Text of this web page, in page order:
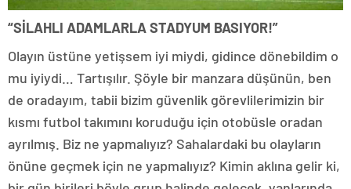
“SİLAHLI ADAMLARLA STADYUM BASIYOR!”
Olayın üstüne yetişsem iyi miydi, gidince dönebildim o
mu iyiydi… Tartışılır. Şöyle bir manzara düşünün, ben
de oradayım, tabii bizim güvenlik görevlilerimizin bir
kısmı futbol takımını koruduğu için otobüsle oradan
ayrılmış. Biz ne yapmalıyız? Sahalardaki bu olayların
önüne geçmek için ne yapmalıyız? Kimin aklına gelir ki,